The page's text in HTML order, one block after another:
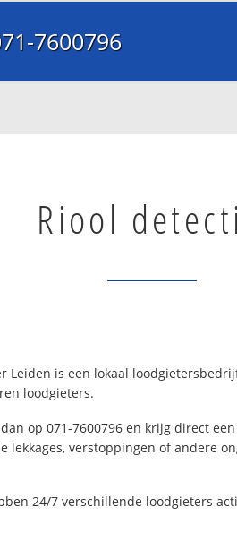
7600796
Riool
Leiden is een lokaal
loodgieters.
op 071-7600796 en krijg direct
lekkages, verstoppingen of andere
24/7 verschillende loodgieters